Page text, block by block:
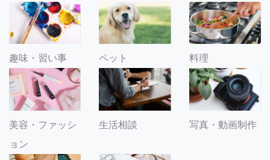
趣味・習い事 ペット 料理
美容・ファッシ
ョン
生活相談 写真・動画制作